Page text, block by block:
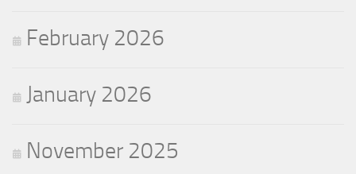
February 2026
January 2026
November 2025